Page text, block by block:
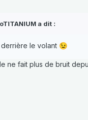
a dit :
le volant 😉
ne fait plus de bruit